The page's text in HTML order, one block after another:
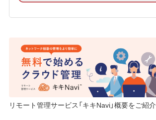
リモート管理サービス「キキNavi」概要をご紹介